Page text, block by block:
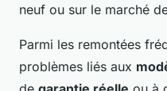
neuf ou sur le marché
Parmi les remontées
problèmes liés aux